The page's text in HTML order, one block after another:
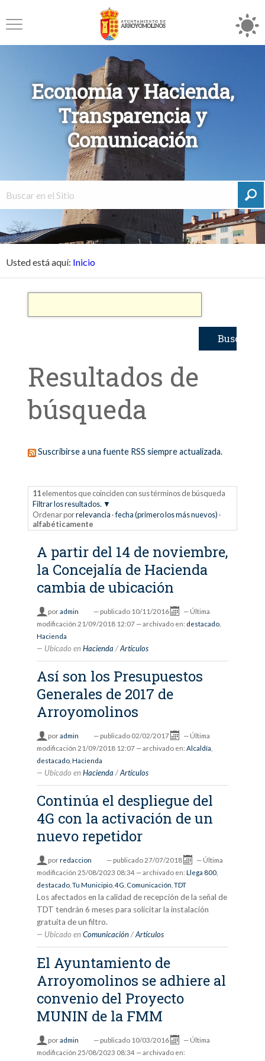
Economía y Hacienda,
Transparencia y
Comunicación
Usted está aquí: Inicio
Resultados de
búsqueda
Suscribirse a una fuente RSS siempre actualizada.
11elementos que coinciden con sus términos de búsqueda
Filtrar los resultados.
Ordenar porrelevancia ·fecha (primero los más nuevos) ·
alfabéticamente
A partir del 14 de noviembre,
la Concejalía de Hacienda
cambia de ubicación
poradmin — publicado 10/11/2016 — Última
modificación 21/09/2018 12:07 — archivado en: destacado,
Hacienda
Ubicado en Hacienda /Artículos
Así son los Presupuestos
Generales de 2017 de
Arroyomolinos
poradmin — publicado 02/02/2017 — Última
modificación 21/09/2018 12:07 — archivado en: Alcaldía
destacado, Hacienda
Ubicado en Hacienda /Artículos
Continúa el despliegue del
4G con la activación de un
nuevo repetidor
porredaccion — publicado 27/07/2018 — Última
modificación 25/08/2023 08:34 — archivado en: Llega 800,
destacado, Tu Municipio,4G Comunicación TDT
Los afectados en la calidad de recepción de la señal de
TDT tendrán 6 meses para solicitar la instalación
gratuita de un filtro.
Ubicado en Comunicación /Artículos
El Ayuntamiento de
Arroyomolinos se adhiere al
convenio del Proyecto
MUNIN de la FMM
poradmin — publicado 10/03/2016 — Última
modificación 25/08/2023 08:34 — archivado en: